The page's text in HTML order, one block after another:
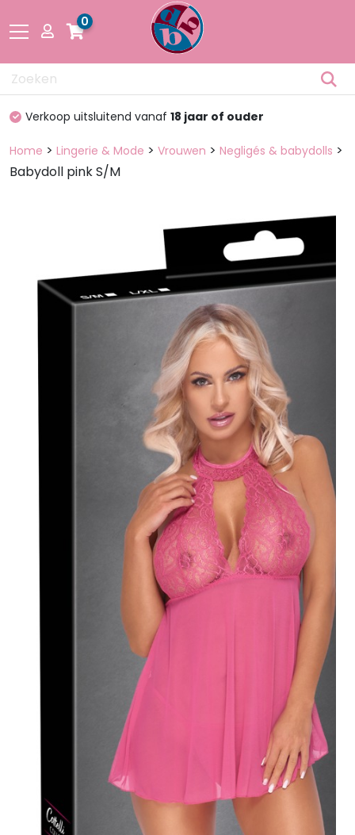
Drogisterij
Pakketten
Plezier &
Media
0
vanaf18 jaar of ouder 100%
Home > Lingerie & Mode > Vrouwen > Negligés & babydolls >
Babydoll pink S/M